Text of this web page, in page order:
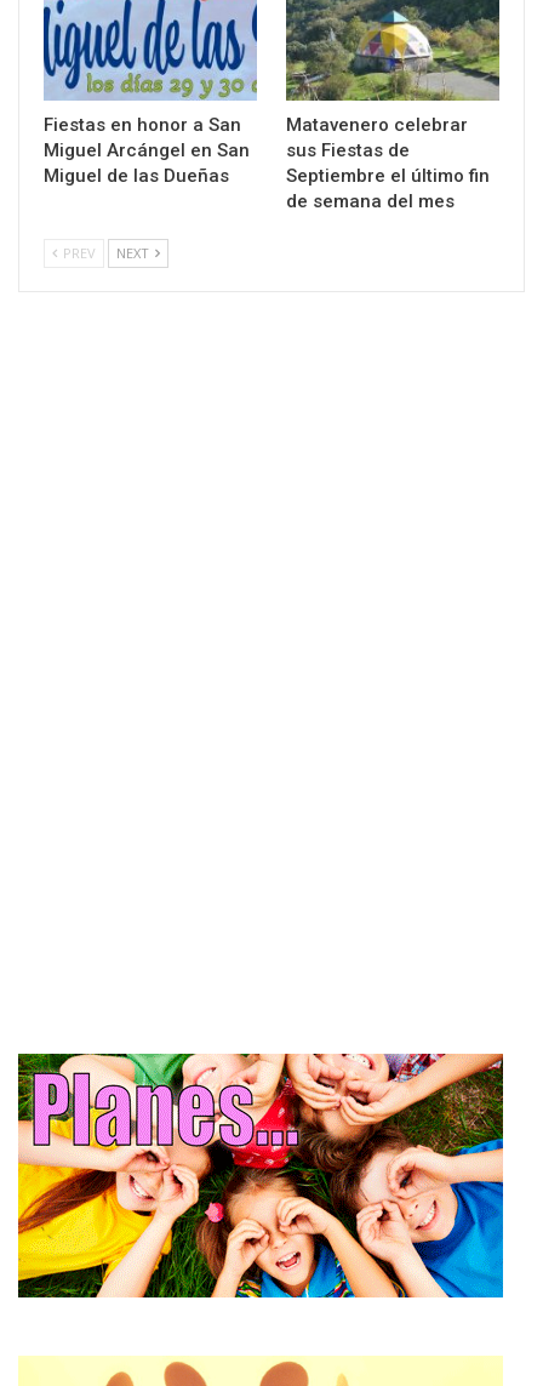
Fiestas en honor a San
Miguel Arcángel en San
Miguel de las Dueñas
Matavenero celebrar
sus Fiestas de
Septiembre el último fin
de semana del mes
PREV NEXT